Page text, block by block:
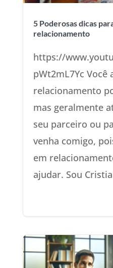
5 Poderosas dicas
relacionamento
https://
pWt2mL7Yc Você
relacionamento
mas geralmente
seu parceiro ou
venha comigo,
em
ajudar. Sou